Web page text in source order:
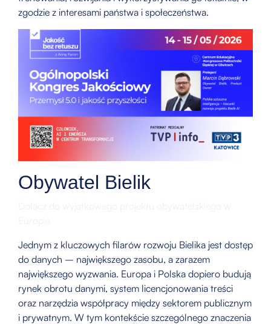
zgodzie z interesami państwa i społeczeństwa.
Obywatel Bielik
Jednym z kluczowych filarów rozwoju Bielika jest dostęp
do danych – największego zasobu, a zarazem
największego wyzwania. Europa i Polska dopiero budują
rynek obrotu danymi, system licencjonowania treści
oraz narzędzia współpracy między sektorem publicznym
i prywatnym. W tym kontekście szczególnego znaczenia